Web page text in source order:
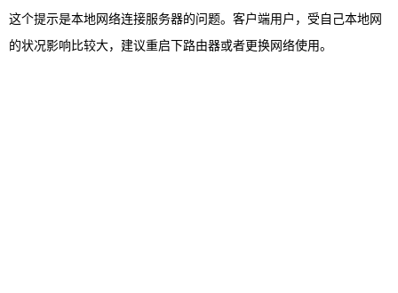
这个提示是本地网络连接服务器的问题。客户端用户，受自己本地网
的状况影响比较大，建议重启下路由器或者更换网络使用。